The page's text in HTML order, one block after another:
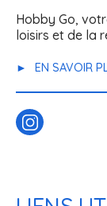
Hobby Go,
loisirs et de la
EN SAVOIR